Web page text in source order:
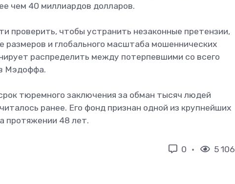
чем 40 миллиардов долларов.
проверить, чтобы устранить незаконные претензии,
размеров и глобального масштаба мошеннических
распределить между потерпевшими со всего
Мэдоффа.
тюремного заключения за обман тысяч людей
ранее. Его фонд признан одной из крупнейших
протяжении 48 лет.
0 5 106